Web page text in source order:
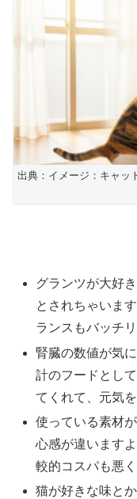
出典：イメージ：キャッ
グランツが大好
とされちゃいま
ランスもバッチ
腎臓の数値が気
計のフードとし
てくれて、元気
使っている素材
心感が違います
較的コスパも悪
猫が好きな味と